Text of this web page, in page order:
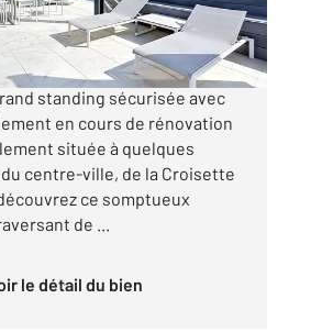
Au sein d'une
standing sécurisée avec
en cours de rénovation
située à quelques
centre-ville, de la Croisette
ce somptueux
de ...
le détail du bien